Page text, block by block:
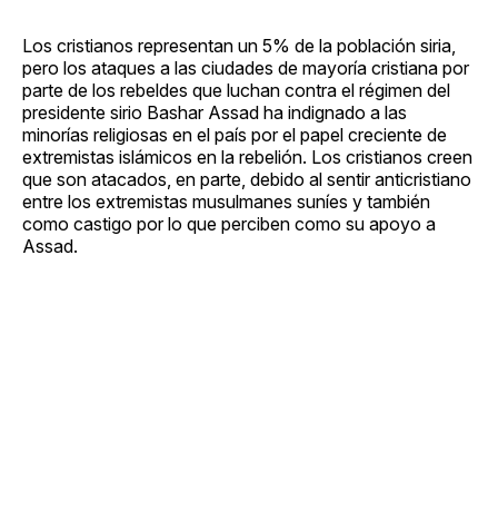
Los cristianos representan un 5% de la población siria,
pero los ataques a las ciudades de mayoría cristiana por
parte de los rebeldes que luchan contra el régimen del
presidente sirio Bashar Assad ha indignado a las
minorías religiosas en el país por el papel creciente de
extremistas islámicos en la rebelión. Los cristianos creen
que son atacados, en parte, debido al sentir anticristiano
entre los extremistas musulmanes suníes y también
como castigo por lo que perciben como su apoyo a
Assad.